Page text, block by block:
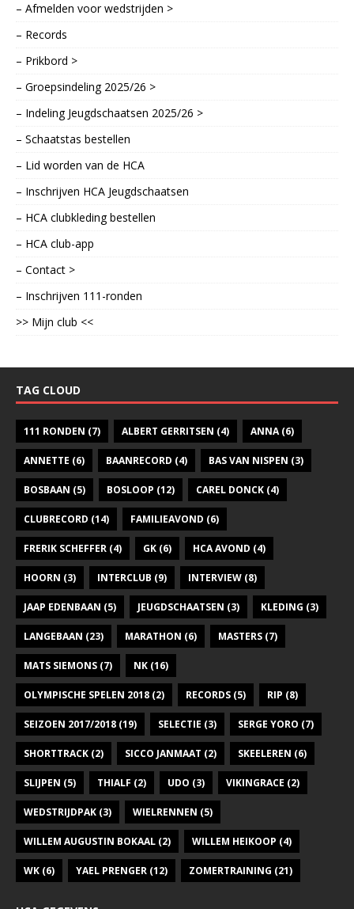
– Afmelden voor wedstrijden >
– Records
– Prikbord >
– Groepsindeling 2025/26 >
– Indeling Jeugdschaatsen 2025/26 >
– Schaatstas bestellen
– Lid worden van de HCA
– Inschrijven HCA Jeugdschaatsen
– HCA clubkleding bestellen
– HCA club-app
– Contact >
– Inschrijven 111-ronden
>> Mijn club <<
TAG CLOUD
111 RONDEN (7) ALBERT GERRITSEN (4) ANNA(6)
ANNETTE (6) BAANRECORD (4) BAS VAN NISPEN (3)
BOSBAAN (5) BOSLOOP (12) CAREL DONCK (4)
CLUBRECORD (14) FAMILIEAVOND (6)
FRERIK SCHEFFER (4) GK (6) HCA AVOND (4)
HOORN (3) INTERCLUB (9) INTERVIEW (8)
JAAP EDENBAAN (5) JEUGDSCHAATSEN (3) KLEDING (3)
LANGEBAAN (23) MARATHON (6) MASTERS (7)
MATS SIEMONS (7) NK (16)
OLYMPISCHE SPELEN 2018 (2) RECORDS (5) RIP (8)
SEIZOEN 2017/2018 (19) SELECTIE (3) SERGE YORO (7)
SHORTTRACK (2) SICCO JANMAAT (2) SKEELEREN (6)
SLIJPEN (5) THIALF (2) UDO (3) VIKINGRACE (2)
WEDSTRIJDPAK (3) WIELRENNEN (5)
WILLEM AUGUSTIN BOKAAL (2) WILLEM HEIKOOP (4)
WK (6) YAEL PRENGER (12) ZOMERTRAINING (21)